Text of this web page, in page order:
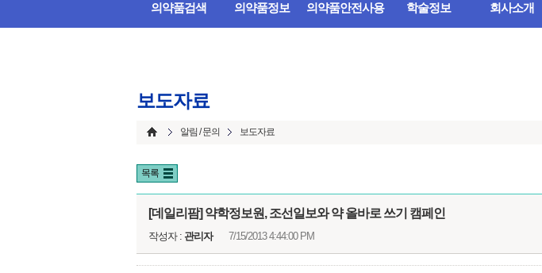
의약품검색 의약품정보 의약품안전사용 학술정보 회사소개
보도자료
알림 / 문의 보도자료
목록
[데일리팜] 약학정보원, 조선일보와 약 올바로 쓰기 캠페인
작성자 : 관리자 7/15/2013 4:44:00 PM